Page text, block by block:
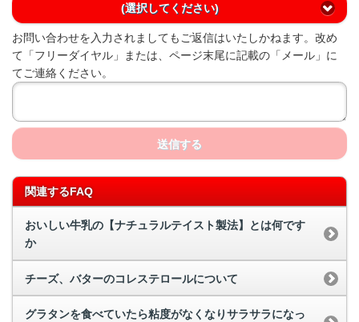
(選択してください)
お問い合わせを入力されましてもご返信はいたしかねます。改め
て「フリーダイヤル」または、ページ末尾に記載の「メール」に
てご連絡ください。
送信する
関連するFAQ
おいしい牛乳の【ナチュラルテイスト製法】とは何です
か
チーズ、バターのコレステロールについて
グラタンを食べていたら粘度がなくなりサラサラになっ